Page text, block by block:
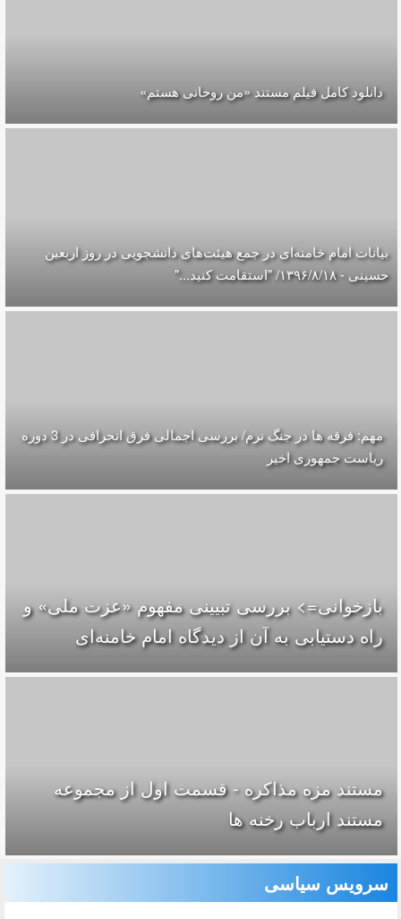
دانلود کامل فیلم مستند «من روحانی هستم»
بیانات امام خامنه‌ای در جمع هیئت‌های دانشجویی در روز اربعین
حسینی - ۱۳۹۶/۸/۱۸/ "استقامت کنید..."
مهم: فرقه ها در جنگ نرم/ بررسی اجمالی فرق انحرافی در 3 دوره
ریاست جمهوری اخیر
بازخوانی=> بررسی تبیینی مفهوم «عزت ملی» و
راه دستیابی به آن از دیدگاه امام خامنه‌ای
مستند مزه مذاکره - قسمت اول از مجموعه
مستند ارباب رخنه ها
سرویس سیاسی